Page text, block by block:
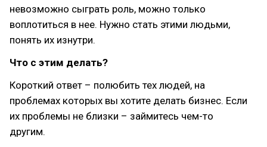
невозможно сыграть роль, можно только
воплотиться в нее. Нужно стать этими людьми,
понять их изнутри.
Что с этим делать?
Короткий ответ – полюбить тех людей, на
проблемах которых вы хотите делать бизнес. Если
их проблемы не близки – займитесь чем-то
другим.